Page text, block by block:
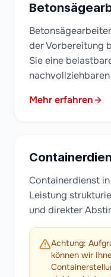
der Vorbereitung
Sie eine
Mehr erfahren
Containerdienst
Leistung
und direkter
Achtung:
können wir